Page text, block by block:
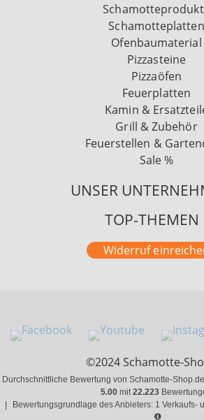
Schamotteplatten
Ofenbaumaterial
Pizzasteine
Pizzaöfen
Feuerplatten
Kamin &
Grill & Zubehör
Feuerstellen &
Sale %
UNSER
TOP-THEMEN
Widerruf
©2024 Schamotte-
Durchschnittliche Bewertung von Schamotte-
5.00 mit22.223
Bewertungsgrundlage des Anbieters: 1 Verkaufs-